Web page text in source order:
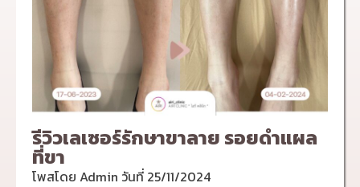
รีวิวเลเซอร์รักษาขาลาย รอยดำแผล
ที่ขา
โพสโดย Admin วันที่ 25/11/2024